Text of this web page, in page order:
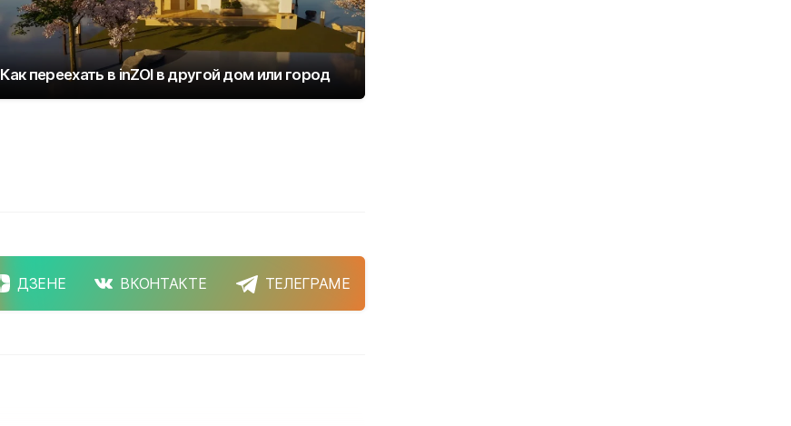
Как переехать в inZOI в другой дом или город
ДЗЕНЕ ВКОНТАКТЕ ТЕЛЕГРАМЕ